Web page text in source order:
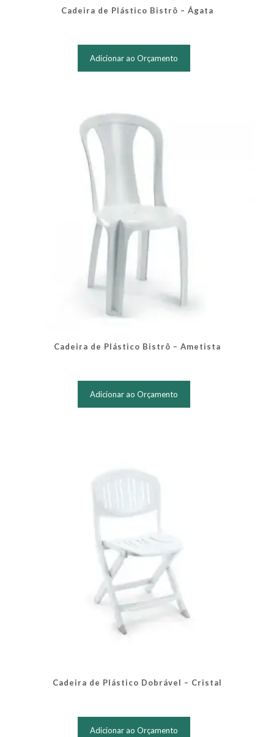
Cadeira de Plástico Bistrô – Ágata
Adicionar ao Orçamento
Cadeira de Plástico Bistrô – Ametista
Adicionar ao Orçamento
Cadeira de Plástico Dobrável – Cristal
Adicionar ao Orçamento